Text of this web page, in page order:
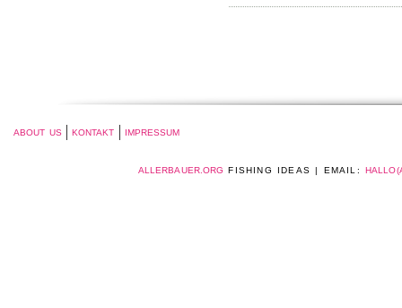
ABOUT US KONTAKT IMPRESSUM
ALLERBAUER.ORG FISHING IDEAS | EMAIL: